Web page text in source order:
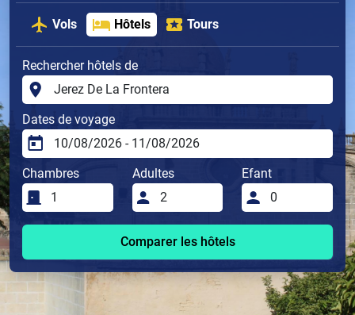
Vols Hôtels Tours
Rechercher hôtels de
Dates de voyage
Chambres Adultes Efant
Comparer les hôtels